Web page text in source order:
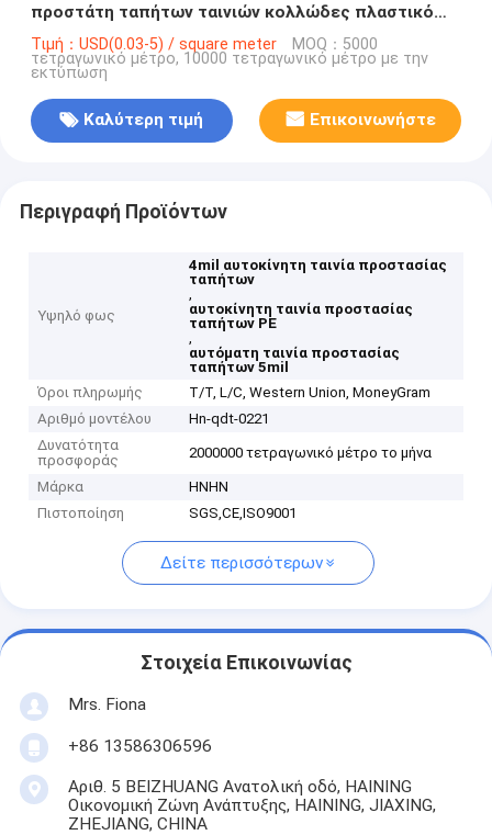
προστάτη ταπήτων ταινιών κολλώδες πλαστικό
που συσκευάζεται
Τιμή：USD(0.03-5) / square meter MOQ：5000
τετραγωνικό μέτρο, 10000 τετραγωνικό μέτρο με την
εκτύπωση
Καλύτερη τιμή Επικοινωνήστε
Περιγραφή Προϊόντων
Υψηλό φως
4mil αυτοκίνητη ταινία προστασίας
ταπήτων
,
αυτοκίνητη ταινία προστασίας
ταπήτων PE
,
αυτόματη ταινία προστασίας
ταπήτων 5mil
Όροι πληρωμής
T/T, L/C, Western Union, MoneyGram
Αριθμό μοντέλου
Hn-qdt-0221
Δυνατότητα
προσφοράς
2000000 τετραγωνικό μέτρο το μήνα
Μάρκα
HNHN
Πιστοποίηση
SGS,CE,ISO9001
Δείτε περισσότερων
Στοιχεία Επικοινωνίας
Mrs. Fiona
+86 13586306596
Αριθ. 5 BEIZHUANG Ανατολική οδό, HAINING
Οικονομική Ζώνη Ανάπτυξης, HAINING, JIAXING,
ZHEJIANG, CHINA